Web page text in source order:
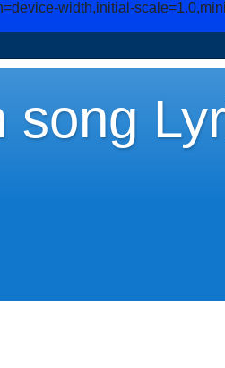
width,initial-
song